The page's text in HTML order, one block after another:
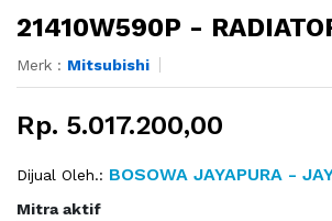
21410W590P -
Merk : Mitsubishi
Rp. 5.017.200,00
Dijual Oleh.: BOSOWA JAYAPURA -
Mitra aktif